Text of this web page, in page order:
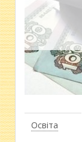
Освіта